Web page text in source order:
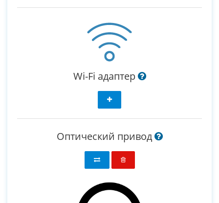
Wi-Fi адаптер
Оптический привод